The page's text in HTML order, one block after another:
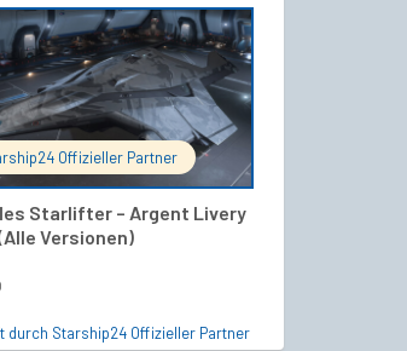
Offizieller Partner
Starlifter – Argent Livery
Versionen)
IN DEN WARENKORB
durch Starship24 Offizieller Partner